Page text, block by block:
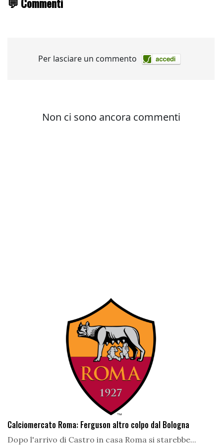
Calciomercato Roma: Ferguson altro colpo dal Bologna
Dopo l'arrivo di Castro in casa Roma si starebbe...